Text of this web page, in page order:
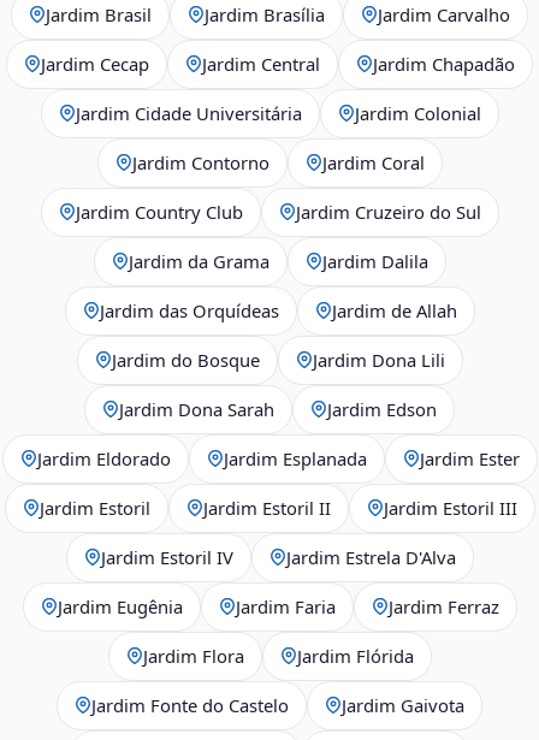
Jardim Brasil Jardim Brasília Jardim Carvalho
Jardim Cecap Jardim Central Jardim Chapadão
Jardim Cidade Universitária Jardim Colonial
Jardim Contorno Jardim Coral
Jardim Country Club Jardim Cruzeiro do Sul
Jardim da Grama Jardim Dalila
Jardim das Orquídeas Jardim de Allah
Jardim do Bosque Jardim Dona Lili
Jardim Dona Sarah Jardim Edson
Jardim Eldorado Jardim Esplanada Jardim Ester
Jardim Estoril Jardim Estoril II Jardim Estoril III
Jardim Estoril IV Jardim Estrela D'Alva
Jardim Eugênia Jardim Faria Jardim Ferraz
Jardim Flora Jardim Flórida
Jardim Fonte do Castelo Jardim Gaivota